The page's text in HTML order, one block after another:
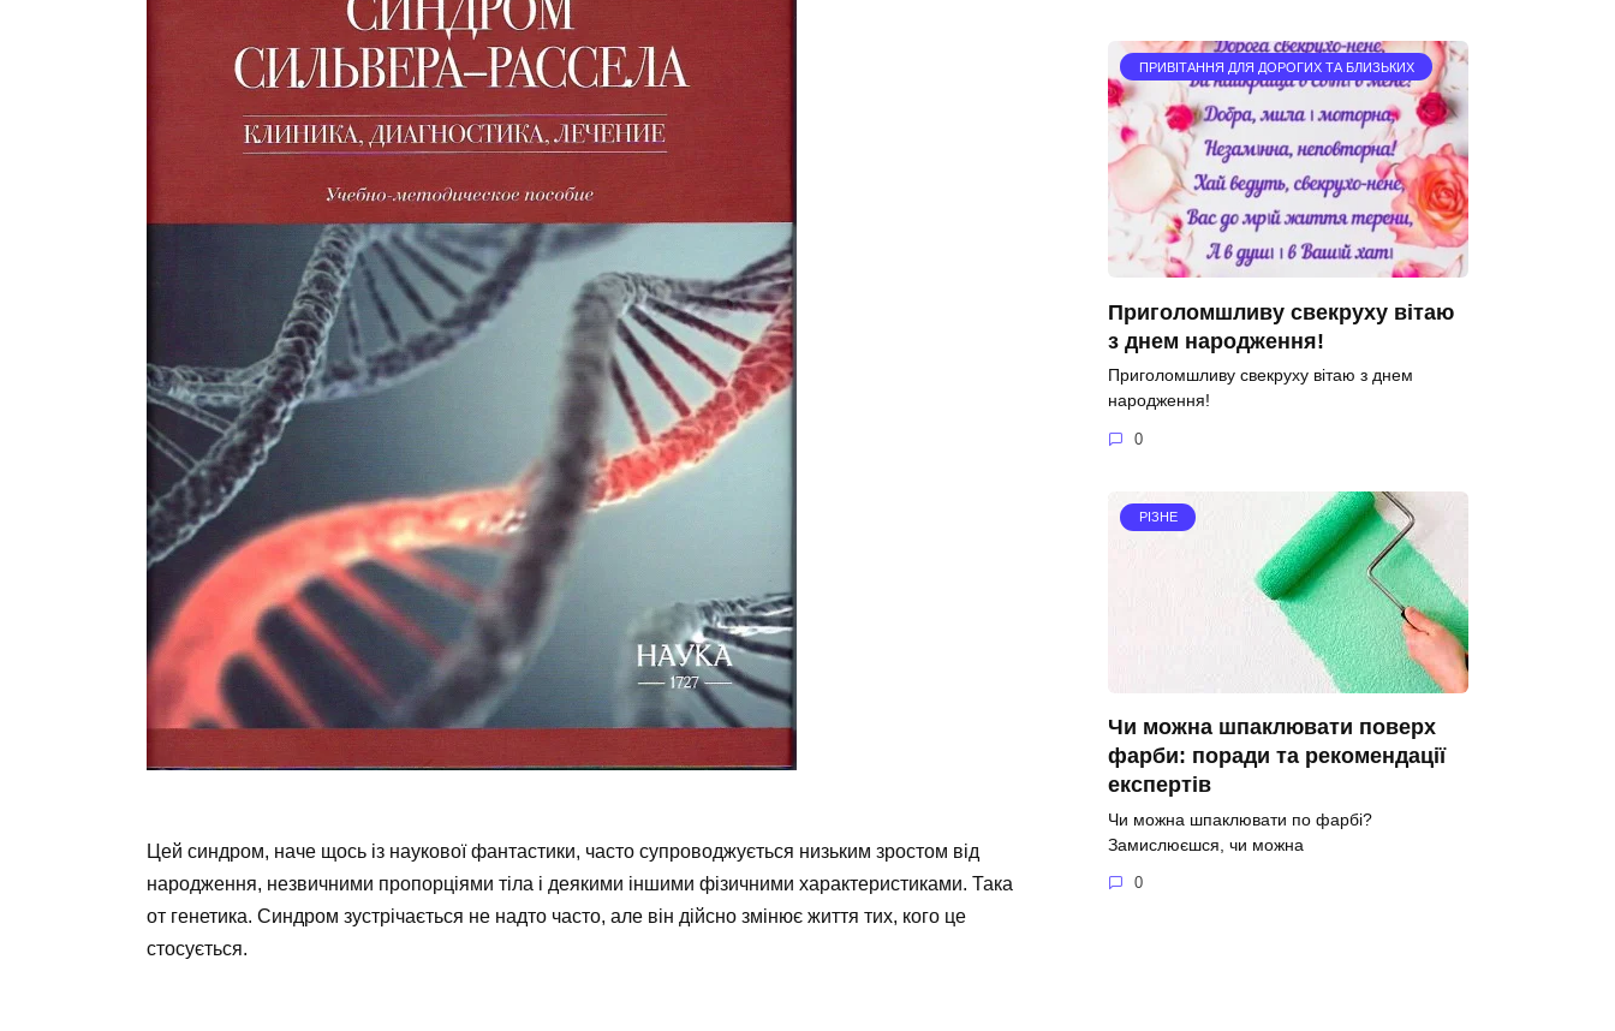
Цей синдром, наче щось із наукової фантастики, часто супроводжується низьким зростом від
народження, незвичними пропорціями тіла і деякими іншими фізичними характеристиками. Така
от генетика. Синдром зустрічається не надто часто, але він дійсно змінює життя тих, кого це
стосується.
ПРИВІТАННЯ ДЛЯ ДОРОГИХ ТА БЛИЗЬКИХ
Приголомшливу свекруху вітаю
з днем народження!
Приголомшливу свекруху вітаю з днем
народження!
0
РІЗНЕ
Чи можна шпаклювати поверх
фарби: поради та рекомендації
експертів
Чи можна шпаклювати по фарбі?
Замислюєшся, чи можна
0